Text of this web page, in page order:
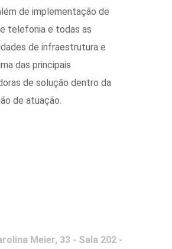
de implementação de
telefonia e todas as
de infraestrutura e
das principais
de solução dentro da
de atuação.
Meier, 33 - Sala 202 -